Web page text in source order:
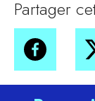
Partager